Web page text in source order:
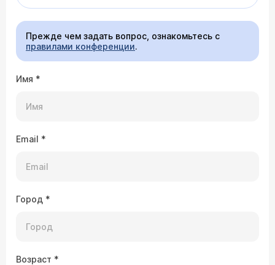
Прежде чем задать вопрос, ознакомьтесь с
правилами конференции.
Имя *
Email *
Город *
Возраст *